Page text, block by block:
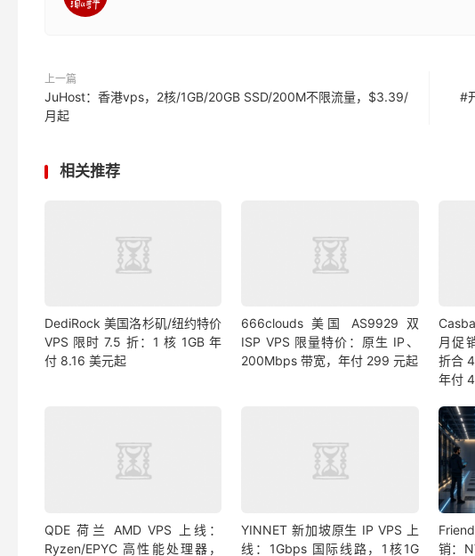
上一篇
JuHost：香港vps，2核/1GB/20GB SSD/200M不限流量，$3.39/
月起
#
相关推荐
DediRock 美国洛杉矶/纽约特价
VPS 限时 7.5 折：1 核 1GB 年
付 8.16 美元起
666clouds 美国 AS9929 双
ISP VPS 限量特价：原生 IP、
200Mbps 带宽，年付 299 元起
月促
折合
年付
QDE 荷兰 AMD VPS 上线：
Ryzen/EPYC 高性能处理器，
YINNET 新加坡原生 IP VPS 上
线：1Gbps 国际线路，1核1G
销：